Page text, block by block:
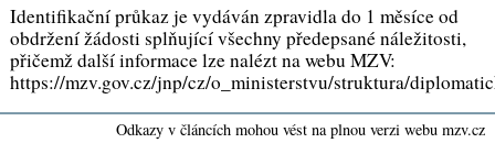
Identifikační průkaz je vydáván zpravidla do 1 měsíce od
obdržení žádosti splňující všechny předepsané náležitosti,
přičemž další informace lze nalézt na webu MZV:
https://mzv.gov.cz/jnp/cz/o_ministerstvu/struktura/
Odkazy v článcích mohou vést na plnou verzi webu mzv.cz